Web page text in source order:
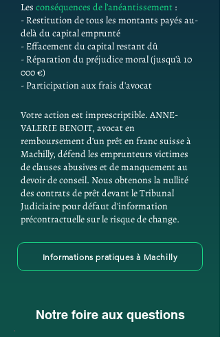
Les conséquences de l'anéantissement :
- Restitution de tous les montants payés au-
delà du capital emprunté
- Effacement du capital restant dû
- Réparation du préjudice moral (jusqu'à 10
000 €)
- Participation aux frais d'avocat
Votre action est imprescriptible. ANNE-
VALERIE BENOIT, avocat en
remboursement d’un prêt en franc suisse à
Machilly, défend les emprunteurs victimes
de clauses abusives et de manquement au
devoir de conseil. Nous obtenons la nullité
des contrats de prêt devant le Tribunal
Judiciaire pour défaut d'information
précontractuelle sur le risque de change.
Informations pratiques à Machilly
Notre foire aux questions